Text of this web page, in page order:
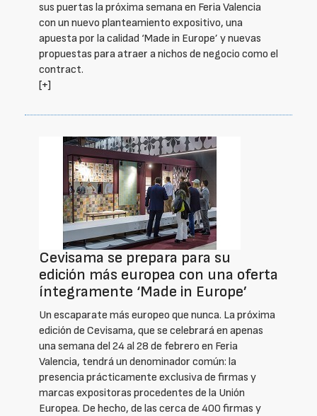
sus puertas la próxima semana en Feria Valencia
con un nuevo planteamiento expositivo, una
apuesta por la calidad ‘Made in Europe’ y nuevas
propuestas para atraer a nichos de negocio como el
contract.
[+]
Cevisama se prepara para su
edición más europea con una oferta
íntegramente ‘Made in Europe’
Un escaparate más europeo que nunca. La próxima
edición de Cevisama, que se celebrará en apenas
una semana del 24 al 28 de febrero en Feria
Valencia, tendrá un denominador común: la
presencia prácticamente exclusiva de firmas y
marcas expositoras procedentes de la Unión
Europea. De hecho, de las cerca de 400 firmas y